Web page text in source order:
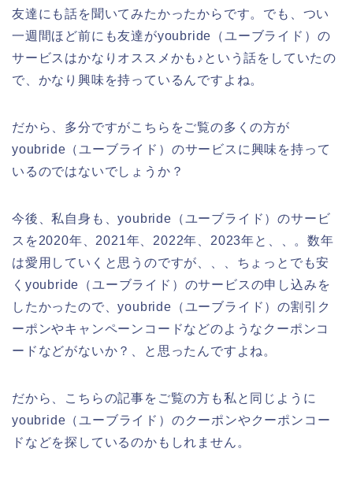
友達にも話を聞いてみたかったからです。でも、つい
一週間ほど前にも友達がyoubride（ユーブライド）の
サービスはかなりオススメかも♪という話をしていたの
で、かなり興味を持っているんですよね。
だから、多分ですがこちらをご覧の多くの方が
youbride（ユーブライド）のサービスに興味を持って
いるのではないでしょうか？
今後、私自身も、youbride（ユーブライド）のサービ
スを2020年、2021年、2022年、2023年と、、。数年
は愛用していくと思うのですが、、、ちょっとでも安
くyoubride（ユーブライド）のサービスの申し込みを
したかったので、youbride（ユーブライド）の割引ク
ーポンやキャンペーンコードなどのようなクーポンコ
ードなどがないか？、と思ったんですよね。
だから、こちらの記事をご覧の方も私と同じように
youbride（ユーブライド）のクーポンやクーポンコー
ドなどを探しているのかもしれません。